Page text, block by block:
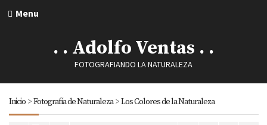
Menu
. . Adolfo Ventas . .
FOTOGRAFIANDO LA NATURALEZA
Inicio>Fotografía de Naturaleza>Los Colores de la Naturaleza